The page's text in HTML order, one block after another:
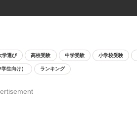
学選び 高校受験 中学受験 小学校受験
生向け） ランキング